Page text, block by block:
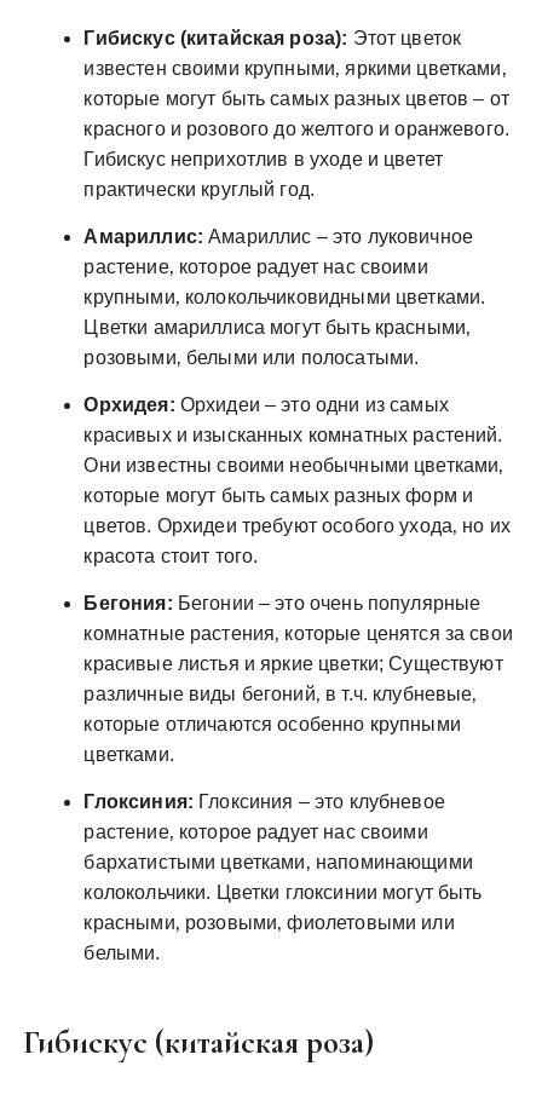
Гибискус (китайская роза): Этот цветок
известен своими крупными‚ яркими цветками‚
которые могут быть самых разных цветов – от
красного и розового до желтого и оранжевого.
Гибискус неприхотлив в уходе и цветет
практически круглый год.
Амариллис: Амариллис – это луковичное
растение‚ которое радует нас своими
крупными‚ колокольчиковидными цветками.
Цветки амариллиса могут быть красными‚
розовыми‚ белыми или полосатыми.
Орхидея: Орхидеи – это одни из самых
красивых и изысканных комнатных растений.
Они известны своими необычными цветками‚
которые могут быть самых разных форм и
цветов. Орхидеи требуют особого ухода‚ но их
красота стоит того.
Бегония: Бегонии – это очень популярные
комнатные растения‚ которые ценятся за свои
красивые листья и яркие цветки; Существуют
различные виды бегоний‚ в т.ч. клубневые‚
которые отличаются особенно крупными
цветками.
Глоксиния: Глоксиния – это клубневое
растение‚ которое радует нас своими
бархатистыми цветками‚ напоминающими
колокольчики. Цветки глоксинии могут быть
красными‚ розовыми‚ фиолетовыми или
белыми.
Гибискус (китайская роза)